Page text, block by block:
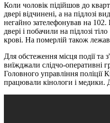
Коли чоловік підійшов до
двері відчинені, а на підлозі
негайно зателефонував на 102.
двері і побачили на підлозі
крові. На померлій також
Для обстеження місця події та
виїжджали слідчо-оперативні
Головного управління поліції
працювали кінологи і медики.